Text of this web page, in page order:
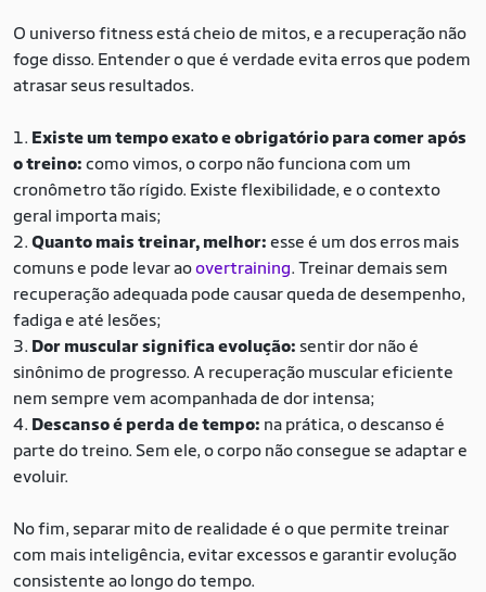
O universo fitness está cheio de mitos, e a recuperação não
foge disso. Entender o que é verdade evita erros que podem
atrasar seus resultados.
Existe um tempo exato e obrigatório para comer após
o treino: como vimos, o corpo não funciona com um
cronômetro tão rígido. Existe flexibilidade, e o contexto
geral importa mais;
Quanto mais treinar, melhor: esse é um dos erros mais
comuns e pode levar aoovertraining. Treinar demais sem
recuperação adequada pode causar queda de desempenho,
fadiga e até lesões;
Dor muscular significa evolução: sentir dor não é
sinônimo de progresso. A recuperação muscular eficiente
nem sempre vem acompanhada de dor intensa;
Descanso é perda de tempo: na prática, o descanso é
parte do treino. Sem ele, o corpo não consegue se adaptar e
evoluir.
No fim, separar mito de realidade é o que permite treinar
com mais inteligência, evitar excessos e garantir evolução
consistente ao longo do tempo.